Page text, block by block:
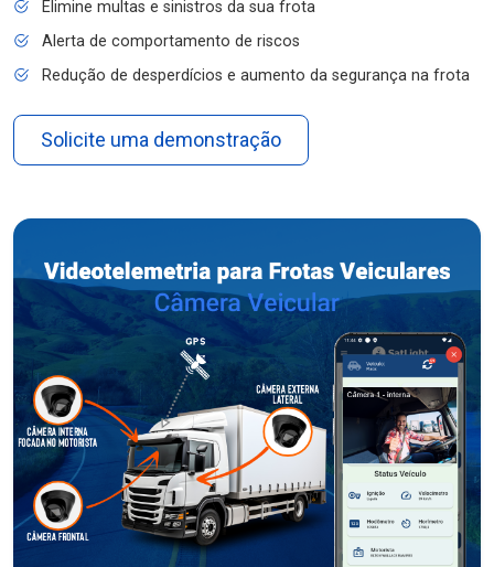
Elimine multas e sinistros da sua frota
Alerta de comportamento de riscos
Redução de desperdícios e aumento da segurança na frota
Solicite uma demonstração